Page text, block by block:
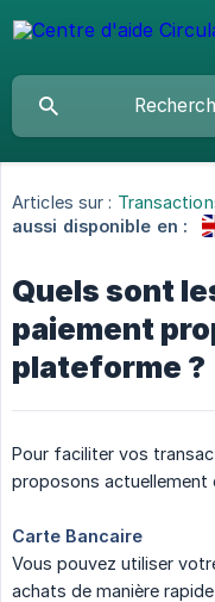
Articles sur :
aussi disponible en :
Quels sont
paiement
plateforme ?
Pour faciliter vos
proposons actuellement
Carte Bancaire
Vous pouvez utiliser
achats de manière